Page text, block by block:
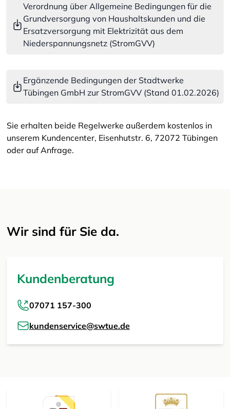
Verordnung über Allgemeine Bedingungen für die
Grundversorgung von Haushaltskunden und die
Ersatzversorgung mit Elektrizität aus dem
Niederspannungsnetz (StromGVV)
Ergänzende Bedingungen der Stadtwerke
Tübingen GmbH zur StromGVV (Stand 01.02.2026)
Sie erhalten beide Regelwerke außerdem kostenlos in
unserem Kundencenter, Eisenhutstr. 6, 72072 Tübingen
oder auf Anfrage.
Wir sind für Sie da.
Kundenberatung
07071 157-300
kundenservice@swtue.de